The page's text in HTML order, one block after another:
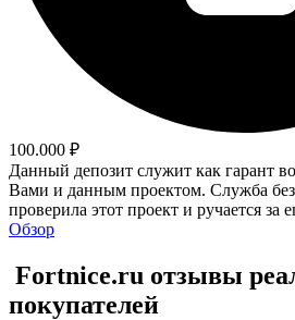
100.000 ₽
Данный депозит служит как гарант
Вами и данным проектом. Служба
проверила этот проект и ручается за
Обзор
Fortnice.ru отзывы
покупателей